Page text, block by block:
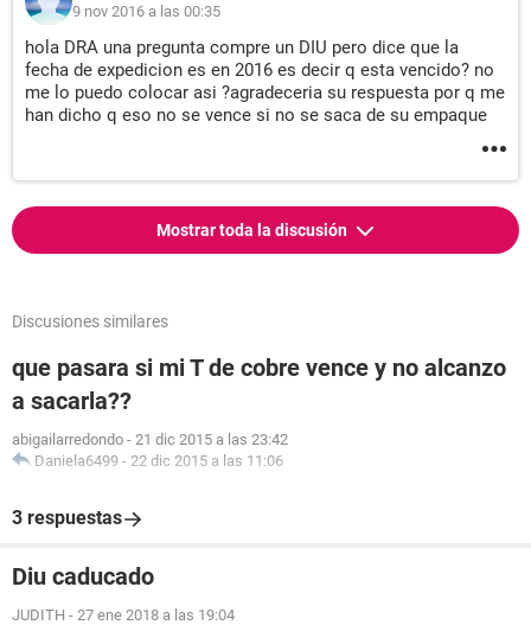
9 nov 2016 a las 00:35
hola DRA una pregunta compre un DIU pero dice que la
fecha de expedicion es en 2016 es decir q esta vencido? no
me lo puedo colocar asi ?agradeceria su respuesta por q me
han dicho q eso no se vence si no se saca de su empaque
Mostrar toda la discusión
Discusiones similares
que pasara si mi T de cobre vence y no alcanzo
a sacarla??
abigailarredondo - 21 dic 2015 a las 23:42
Daniela6499 - 22 dic 2015 a las 11:06
3 respuestas
Diu caducado
JUDITH - 27 ene 2018 a las 19:04